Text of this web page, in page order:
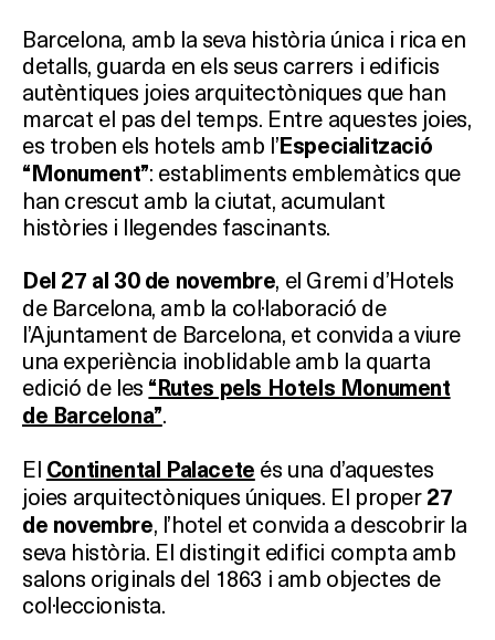
Barcelona, amb la seva història única i rica en
detalls, guarda en els seus carrers i edificis
autèntiques joies arquitectòniques que han
marcat el pas del temps. Entre aquestes joies,
es troben els hotels amb l’Especialització
“Monument”: establiments emblemàtics que
han crescut amb la ciutat, acumulant
històries i llegendes fascinants.
Del 27 al 30 de novembre, el Gremi d’Hotels
de Barcelona, amb la col·laboració de
l’Ajuntament de Barcelona, et convida a viure
una experiència inoblidable amb la quarta
edició de les “Rutes pels Hotels Monument
de Barcelona”.
El Continental Palacete és una d’aquestes
joies arquitectòniques úniques. El proper 27
de novembre, l’hotel et convida a descobrir la
seva història. El distingit edifici compta amb
salons originals del 1863 i amb objectes de
col·leccionista.